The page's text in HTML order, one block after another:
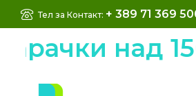
Тел за Контакт: + 389 71 369
над